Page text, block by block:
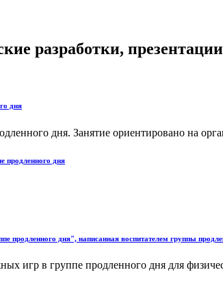
разработки,
дня
дня. Занятие ориентировано на
продленного дня
продленного дня", написанная воспитателем группы
игр в группе продленного дня для